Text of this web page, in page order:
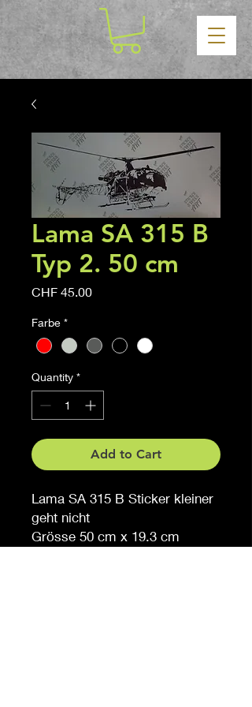
Lama SA 315 B
Typ 2. 50 cm
CHF 45.00Price
Farbe *
Quantity *
Add to Cart
Lama SA 315 B Sticker kleiner
geht nicht
Grösse 50 cm x 19.3 cm